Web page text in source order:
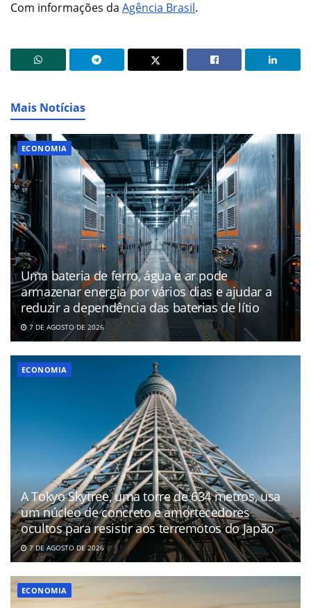
Com informações da Agência Brasil.
Mais Notícias
ECONOMIA
Uma bateria de ferro, água e ar pode
armazenar energia por vários dias e ajudar a
reduzir a dependência das baterias de lítio
7 DE AGOSTO DE 2026
ECONOMIA
A Tokyo Skytree, uma torre de 634 metros, usa
um núcleo de concreto e amortecedores
ocultos para resistir aos terremotos do Japão
7 DE AGOSTO DE 2026
ECONOMIA